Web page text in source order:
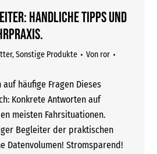
Handliche Tipps und
,Sonstige Produkte Von ror
häufige Fragen Dieses
Konkrete Antworten auf
meisten Fahrsituationen.
Begleiter der praktischen
Datenvolumen! Stromsparend!